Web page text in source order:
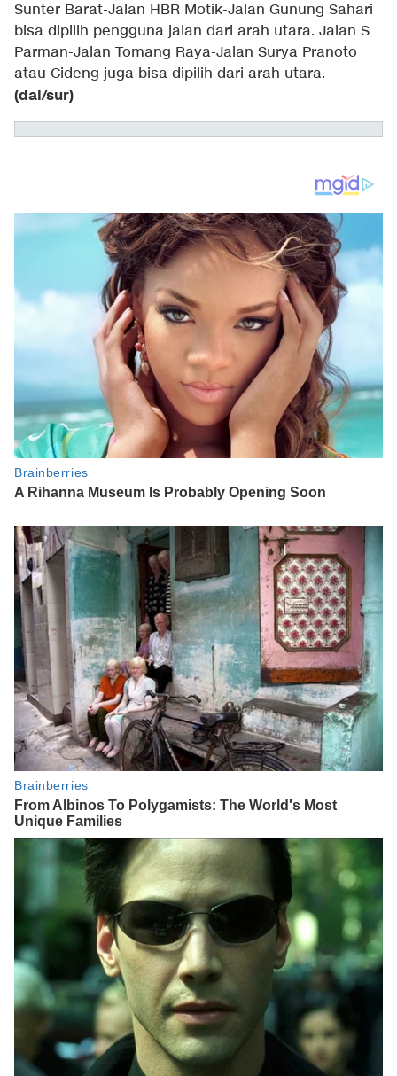
Sunter Barat-Jalan HBR Motik-Jalan Gunung Sahari
bisa dipilih pengguna jalan dari arah utara. Jalan S
Parman-Jalan Tomang Raya-Jalan Surya Pranoto
atau Cideng juga bisa dipilih dari arah utara.
(dal/sur)